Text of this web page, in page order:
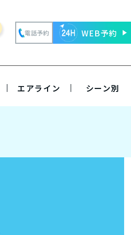
電話予約 WEB予約
エアライン シーン別